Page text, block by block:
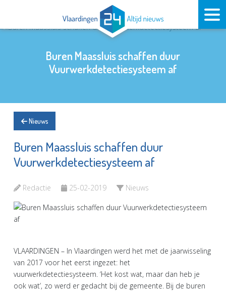
Buren Maassluis schaffen duur
Vuurwerkdetectiesysteem af
Nieuws
Buren Maassluis schaffen duur
Vuurwerkdetectiesysteem af
Redactie 25-02-2019 Nieuws
VLAARDINGEN – In Vlaardingen werd het met de jaarwisseling
van 2017 voor het eerst ingezet: het
vuurwerkdetectiesysteem. ‘Het kost wat, maar dan heb je
ook wat’, zo werd er gedacht bij de gemeente. Bij de buren